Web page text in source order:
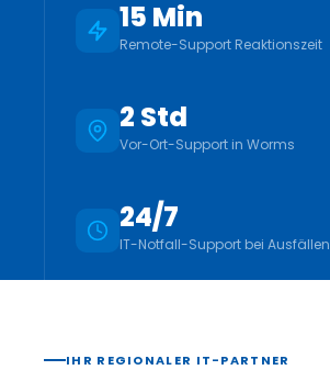
15 Min
Remote-Support Reaktionszeit
2 Std
Vor-Ort-Support in Worms
24/7
IT-Notfall-Support bei Ausfällen
IHR REGIONALER IT-PARTNER